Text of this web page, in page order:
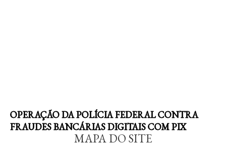
OPERAÇÃO DA POLÍCIA FEDERAL CONTRA
FRAUDES BANCÁRIAS DIGITAIS COM PIX
MAPA DO SITE